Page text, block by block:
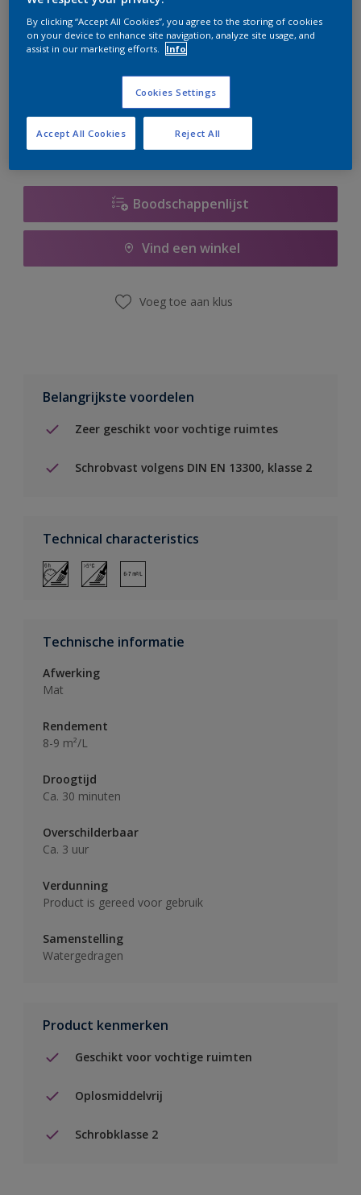
er hard aan om de voorraad aan te vullen.
Boodschappenlijst
Vind een winkel
Voeg toe aan klus
Belangrijkste voordelen
Zeer geschikt voor vochtige ruimtes
Schrobvast volgens DIN EN 13300, klasse 2
Technical characteristics
Technische informatie
Afwerking
Mat
Rendement
8-9 m²/L
Droogtijd
Ca. 30 minuten
Overschilderbaar
Ca. 3 uur
Verdunning
Product is gereed voor gebruik
Samenstelling
Watergedragen
Product kenmerken
Geschikt voor vochtige ruimten
Oplosmiddelvrij
Schrobklasse 2
By clicking “Accept All Cookies”, you agree to the storing of cookies
on your device to enhance site navigation, analyze site usage, and
assist in our marketing efforts.
Info
Cookies Settings
Reject All
Accept All Cookies